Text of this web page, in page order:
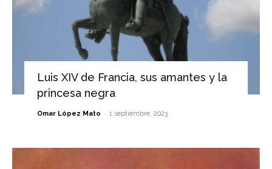
Luis XIV de Francia, sus amantes y la
princesa negra
Omar López Mato - 1 septiembre, 2023